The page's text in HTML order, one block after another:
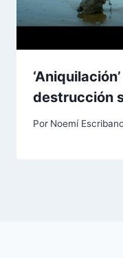
destrucción
Por Noemí